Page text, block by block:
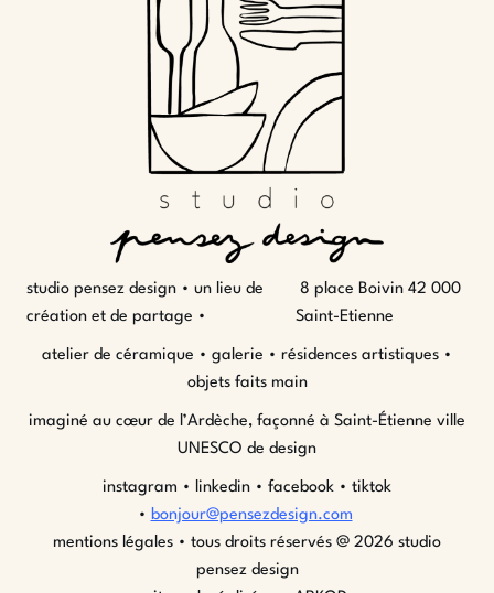
studio pensez design • un lieu de
création et de partage •
8 place Boivin 42 000
Saint-Etienne
atelier de céramique • galerie • résidences artistiques •
objets faits main
imaginé au cœur de l’Ardèche, façonné à Saint-Étienne ville
UNESCO de design
instagram • linkedin • facebook • tiktok
• bonjour@pensezdesign.com
mentions légales • tous droits réservés @ 2026 studio
pensez design